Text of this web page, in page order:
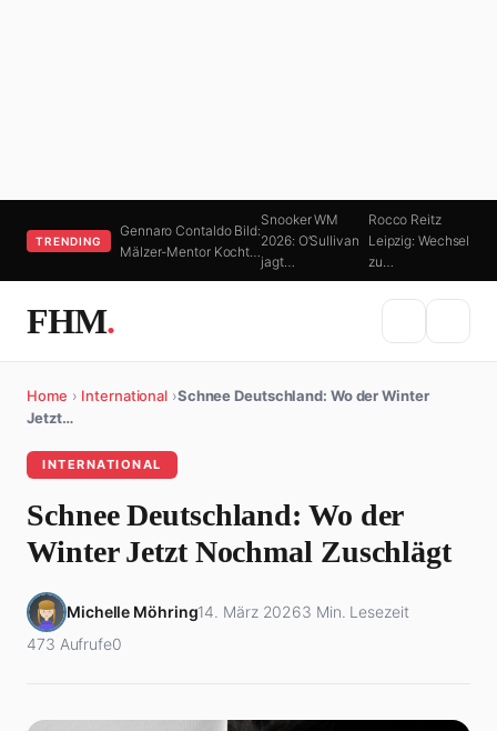
TRENDING
Gennaro Contaldo Bild:
Mälzer-Mentor Kocht…
Snooker WM
2026: O’Sullivan
jagt…
Rocco Reitz
Leipzig: Wechsel
zu…
FHM.
Home › International ›Schnee Deutschland: Wo der Winter
Jetzt…
INTERNATIONAL
Schnee Deutschland: Wo der
Winter Jetzt Nochmal Zuschlägt
Michelle Möhring14. März 20263 Min. Lesezeit
473 Aufrufe0